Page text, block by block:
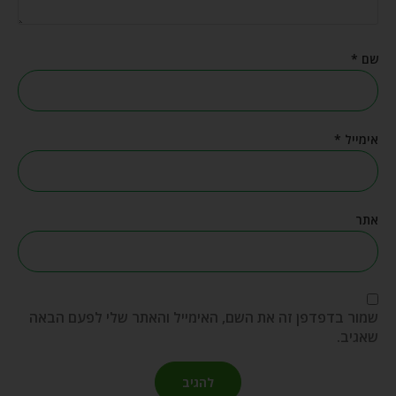
שם*
אימייל*
אתר
שמור בדפדפן זה את השם, האימייל והאתר שלי לפעם הבאה
שאגיב.